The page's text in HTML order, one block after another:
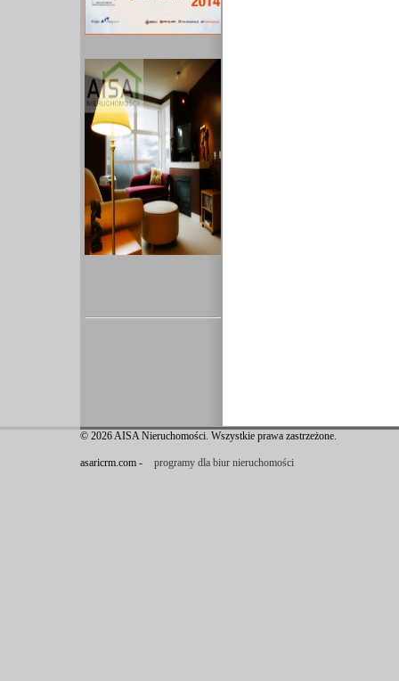
© 2026 AISA Nieruchomości. Wszystkie prawa zastrzeżone.
asaricrm.com - programy dla biur nieruchomości